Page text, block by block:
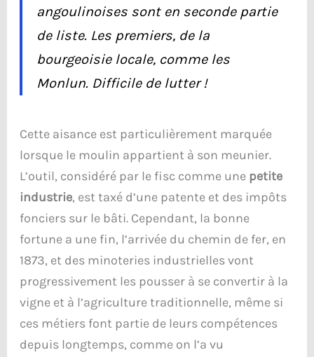
angoulinoises sont en seconde partie
de liste. Les premiers, de la
bourgeoisie locale, comme les
Monlun. Difficile de lutter !
Cette aisance est particulièrement marquée
lorsque le moulin appartient à son meunier.
L’outil, considéré par le fisc comme une petite
industrie, est taxé d’une patente et des impôts
fonciers sur le bâti. Cependant, la bonne
fortune a une fin, l’arrivée du chemin de fer, en
1873, et des minoteries industrielles vont
progressivement les pousser à se convertir à la
vigne et à l’agriculture traditionnelle, même si
ces métiers font partie de leurs compétences
depuis longtemps, comme on l’a vu